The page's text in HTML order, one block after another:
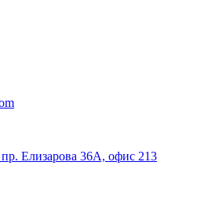
пр. Елизарова 36А, офис 213